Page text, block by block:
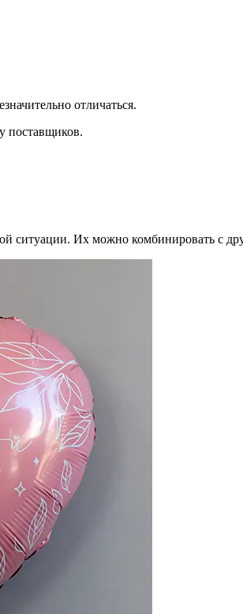
отличаться.
поставщиков.
ситуации. Их можно комбинировать с